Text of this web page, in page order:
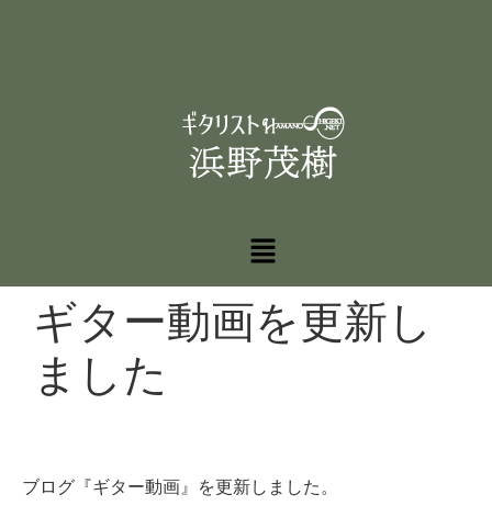
ギター動画を更新し
ました
ブログ『ギター動画』を更新しました。